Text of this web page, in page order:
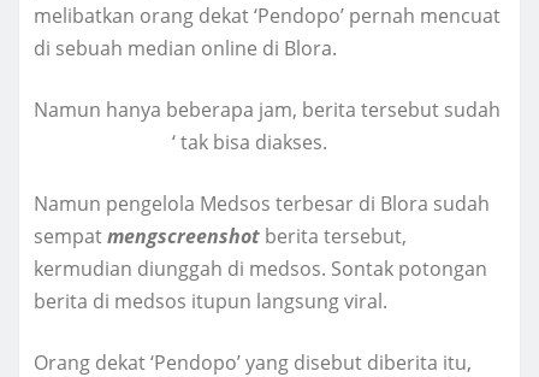
melibatkan orang dekat ‘Pendopo’ pernah mencuat
di sebuah median online di Blora.
Namun hanya beberapa jam, berita tersebut sudah
‘ tak bisa diakses.
Namun pengelola Medsos terbesar di Blora sudah
sempatmengscreenshot berita tersebut,
kermudian diunggah di medsos. Sontak potongan
berita di medsos itupun langsung viral.
Orang dekat ‘Pendopo’ yang disebut diberita itu,